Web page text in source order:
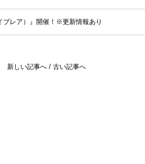
ブレア）』開催！※更新情報あり
新しい記事へ/ 古い記事へ